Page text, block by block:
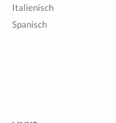
Italienisch
Spanisch